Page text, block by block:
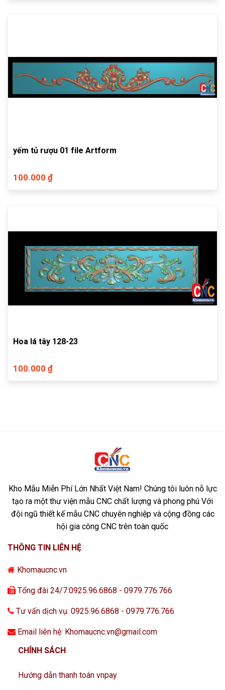
yếm tủ rượu 01 file Artform
100.000 ₫
Hoa lá tây 128-23
100.000 ₫
Kho Mẫu Miễn Phí Lớn Nhất Việt Nam! Chúng tôi luôn nỗ lực
tạo ra một thư viện mẫu CNC chất lượng và phong phú Với
đội ngũ thiết kế mẫu CNC chuyên nghiệp và cộng đồng các
hội gia công CNC trên toàn quốc
THÔNG TIN LIÊN HỆ
Khomaucnc.vn
Tổng đài 24/7:0925.96.6868 - 0979.776.766
Tư vấn dịch vụ: 0925.96.6868 - 0979.776.766
Email liên hệ: Khomaucnc.vn@gmail.com
CHÍNH SÁCH
Hướng dẫn thanh toán vnpay